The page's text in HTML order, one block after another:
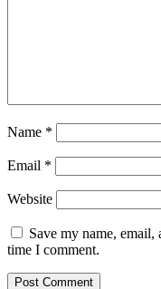
Name *
Email *
Website
Save my name,
time I comment.